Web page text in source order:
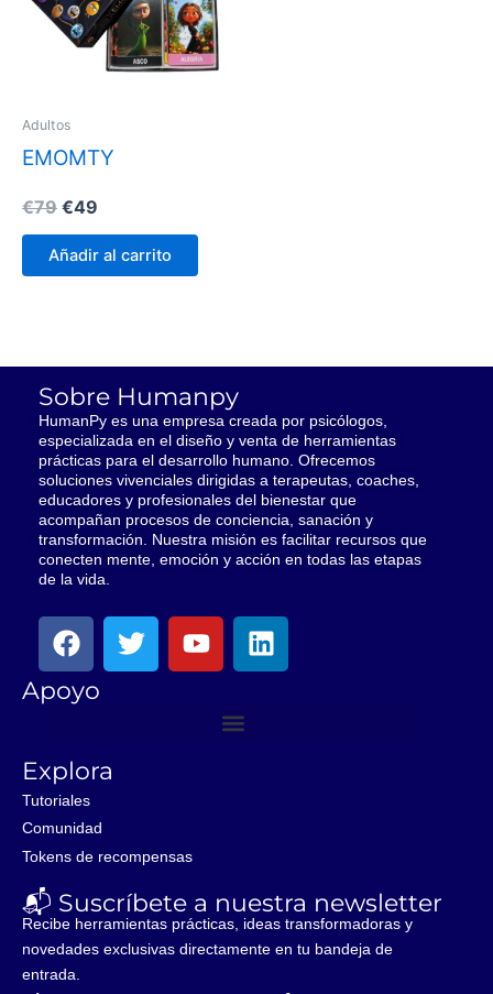
Adultos
EMOMTY
€79 €49
Añadir al carrito
Sobre Humanpy
HumanPy es una empresa creada por psicólogos,
especializada en el diseño y venta de herramientas
prácticas para el desarrollo humano. Ofrecemos
soluciones vivenciales dirigidas a terapeutas, coaches,
educadores y profesionales del bienestar que
acompañan procesos de conciencia, sanación y
transformación. Nuestra misión es facilitar recursos que
conecten mente, emoción y acción en todas las etapas
de la vida.
F
a
c
e
o
o
k
T
w
Y
o
L
i
Apoyo
Explora
Tutoriales
Comunidad
Tokens de recompensas
📬 Suscríbete a nuestra newsletter
Recibe herramientas prácticas, ideas transformadoras y
novedades exclusivas directamente en tu bandeja de
entrada.